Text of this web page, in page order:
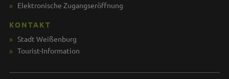
Elektronische Zugangseröffnung
KONTAKT
Stadt Weißenburg
Tourist-Information